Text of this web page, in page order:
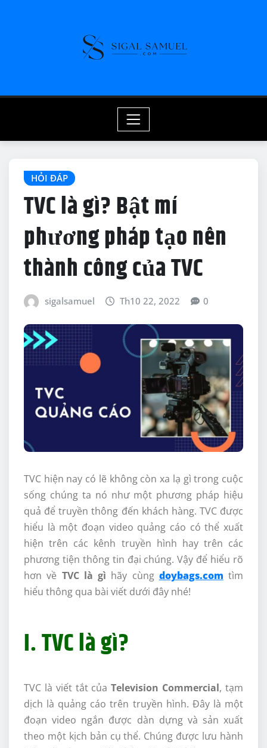
HỎI ĐÁP
TVC là gì? Bật mí
phương pháp tạo nên
thành công của TVC
sigalsamuel Th10 22, 2022 0
TVC hiện nay có lẽ không còn xa lạ gì trong cuộc
sống chúng ta nó như một phương pháp hiệu
quả để truyền thông đến khách hàng. TVC được
hiểu là một đoạn video quảng cáo có thể xuất
hiện trên các kênh truyền hình hay trên các
phương tiện thông tin đại chúng. Vậy để hiểu rõ
hơn về TVC là gì hãy cùng doybags.com tìm
hiểu thông qua bài viết dưới đây nhé!
I. TVC là gì?
TVC là viết tắt của Television Commercial, tạm
dịch là quảng cáo trên truyền hình. Đây là một
đoạn video ngắn được dàn dựng và sản xuất
theo một kịch bản cụ thể. Chúng được lưu hành